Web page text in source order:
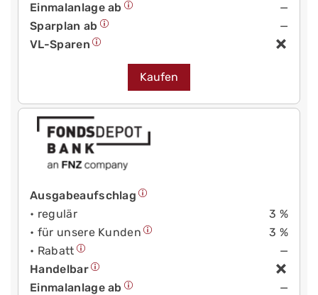
Einmalanlage ab
—
Sparplan ab
—
VL-Sparen
Kaufen
Ausgabeaufschlag
• regulär
3 %
• für unsere Kunden
3 %
• Rabatt
—
Handelbar
Einmalanlage ab
—